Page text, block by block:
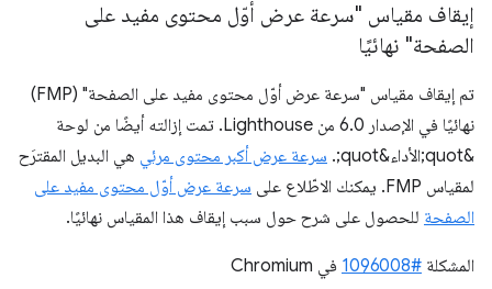
إيقاف مقياس "سرعة عرض أوّل محتوى مفيد على
الصفحة" نهائيًا
تم إيقاف مقياس "سرعة عرض أوّل محتوى مفيد على الصفحة" (FMP)
نهائيًا في الإصدار 6.0 من Lighthouse. تمت إزالته أيضًا من لوحة
&quot;الأداء&quot;.
سرعة عرض أكبر محتوى مرئي هي البديل المقترَح
لمقياس FMP. يمكنك الاطّلاع على
سرعة عرض أوّل محتوى مفيد على
الصفحة للحصول على شرح حول سبب إيقاف هذا المقياس نهائيًا.
المشكلة #1096008 في Chromium